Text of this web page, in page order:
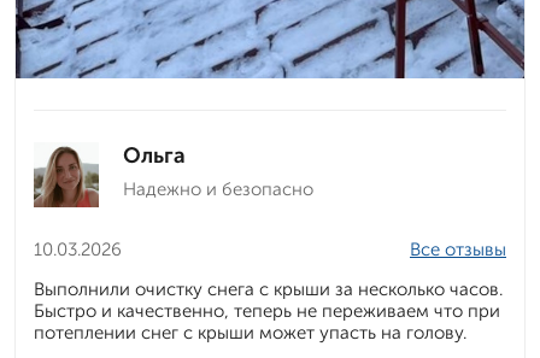
Ольга
Надежно и безопасно
10.03.2026
Все отзывы
Выполнили очистку снега с крыши за несколько часов.
Быстро и качественно, теперь не переживаем что при
потеплении снег с крыши может упасть на голову.